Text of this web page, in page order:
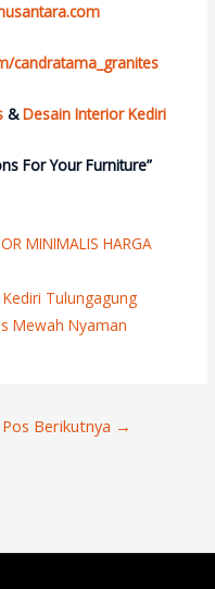
candratama_granites
&Desain Interior Kediri
For Your Furniture”
MINIMALIS HARGA
Tulungagung
Mewah Nyaman
Pos Berikutnya →